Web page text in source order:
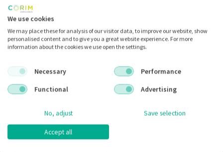
Voorraad:
Alternatieve producten
We use cookies
We may place these for analysis of our visitor data, to improve our website, show
personalised content and to give you a great website experience. For more
information about the cookies we use open the settings.
Necessary
Performance
Functional
Advertising
No, adjust Save selection
Accept all